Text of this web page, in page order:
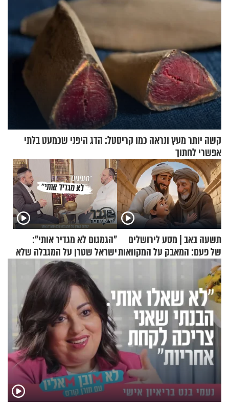
קשה יותר מעץ ונראה כמו קריסטל: הדג היפני שכמעט בלתי
אפשרי לחתוך
תשעה באב | מסע לירושלים
של פעם: המאבק על המקוואות
"הגמגום לא מגדיר אותי":
ישראל שטרן על המגבלה שלא
עוצרת אותו